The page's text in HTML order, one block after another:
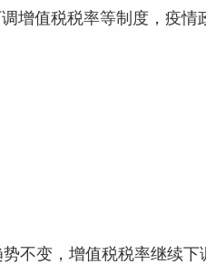
增值税税率等制度，疫情
不变，增值税税率继续下